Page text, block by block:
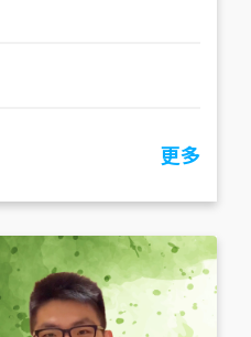
更多